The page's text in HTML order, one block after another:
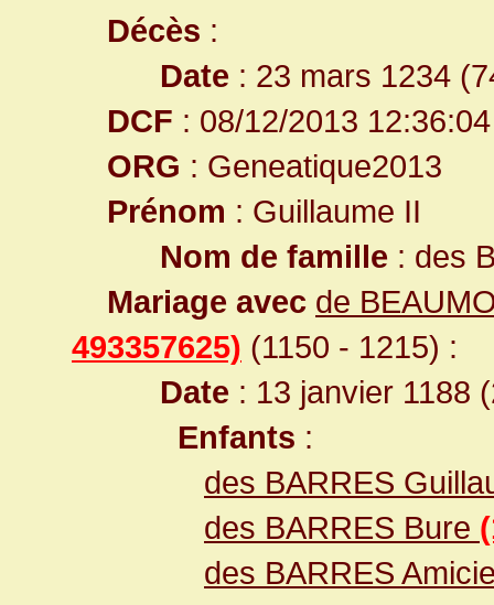
Décès :
Date : 23 mars 1234
DCF : 08/12/2013 12:36:04
ORG : Geneatique2013
Prénom : Guillaume II
Nom de famille : des
Mariage avec de
493357625) (1150 - 1215) :
Date : 13 janvier 1188
Enfants :
des BARRES
des BARRES Bure
des BARRES